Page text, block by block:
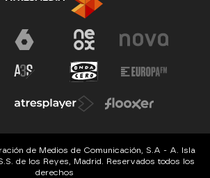
de Medios de Comunicación, S.A - A. Isla
de los Reyes, Madrid. Reservados todos los
derechos